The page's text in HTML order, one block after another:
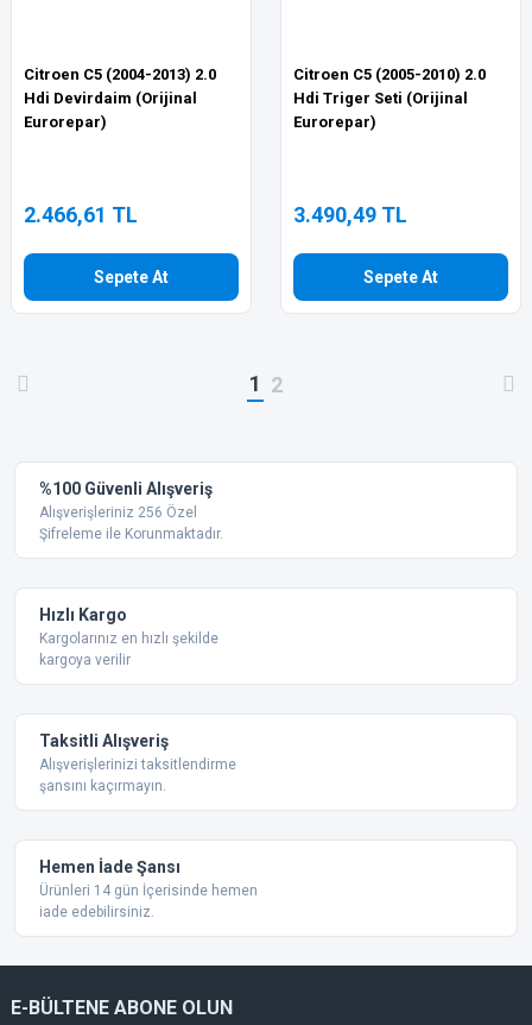
Citroen C5 (2004-2013) 2.0
Hdi Devirdaim (Orijinal
Eurorepar)
2.466,61 TL
Sepete At
Citroen C5 (2005-2010) 2.0
Hdi Triger Seti (Orijinal
Eurorepar)
3.490,49 TL
Sepete At
1 2
%100 Güvenli Alışveriş
Alışverişleriniz 256 Özel
Şifreleme ile Korunmaktadır.
Hızlı Kargo
Kargolarınız en hızlı şekilde
kargoya verilir
Taksitli Alışveriş
Alışverişlerinizi taksitlendirme
şansını kaçırmayın.
Hemen İade Şansı
Ürünleri 14 gün İçerisinde hemen
iade edebilirsiniz.
E-BÜLTENE ABONE OLUN